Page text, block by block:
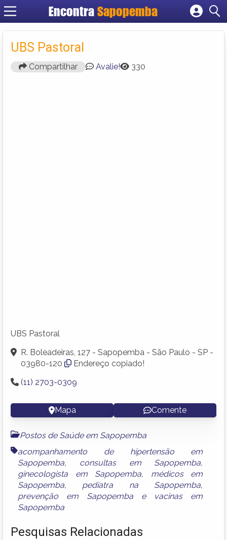
Encontra Sapopemba
Cadastrar empresa
UBS Pastoral
Compartilhar Avalie! 330
UBS Pastoral
R. Boleadeiras, 127 - Sapopemba - São Paulo - SP -
03980-120
Endereço copiado!
(11) 2703-0309
Mapa Comente
Postos de Saúde em Sapopemba
acompanhamento de hipertensão em
Sapopemba, consultas em Sapopemba,
ginecologista em Sapopemba, médicos em
Sapopemba, pediatra na Sapopemba,
prevenção em Sapopemba e vacinas em
Sapopemba
Pesquisas Relacionadas